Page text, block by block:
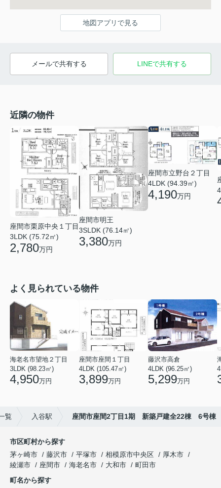
地図アプリで見る
メールで共有する LINEで共有する
近隣の物件
座間市栗原中央１丁目
3LDK (75.72㎡)
2,780万円
座間市明王
3SLDK (76.14㎡)
3,380万円
座間市立野台２丁目
4LDK (94.39㎡)
4,190万円
よく見られている物件
海老名市望地２丁目
3LDK (98.23㎡)
4,950万円
座間市座間１丁目
4LDK (105.47㎡)
3,899万円
藤沢市高倉
4LDK (96.25㎡)
5,299万円
覧 入谷駅 座間市座間2丁目1期 新築戸建全22棟 6号棟
市区町村から探す
茅ヶ崎市
藤沢市 平塚市 相模原市中央区
厚木市
綾瀬市
座間市 海老名市 大和市
町田市
町名から探す